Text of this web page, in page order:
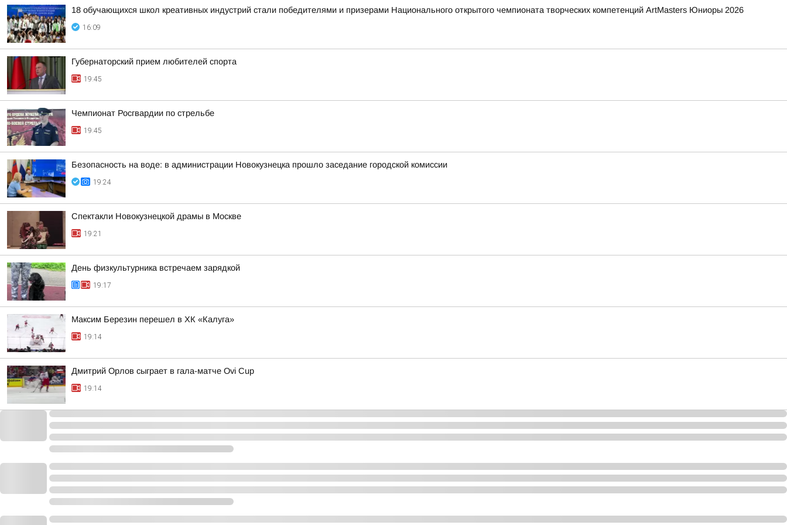
18 обучающихся школ креативных индустрий стали победителями и призерами Национального открытого чемпионата творческих компетенций ArtMasters Юниоры 2026
16:09
Губернаторский прием любителей спорта
19:45
Чемпионат Росгвардии по стрельбе
19:45
Безопасность на воде: в администрации Новокузнецка прошло заседание городской комиссии
19:24
Спектакли Новокузнецкой драмы в Москве
19:21
День физкультурника встречаем зарядкой
19:17
Максим Березин перешел в ХК «Калуга»
19:14
Дмитрий Орлов сыграет в гала-матче Ovi Cup
19:14